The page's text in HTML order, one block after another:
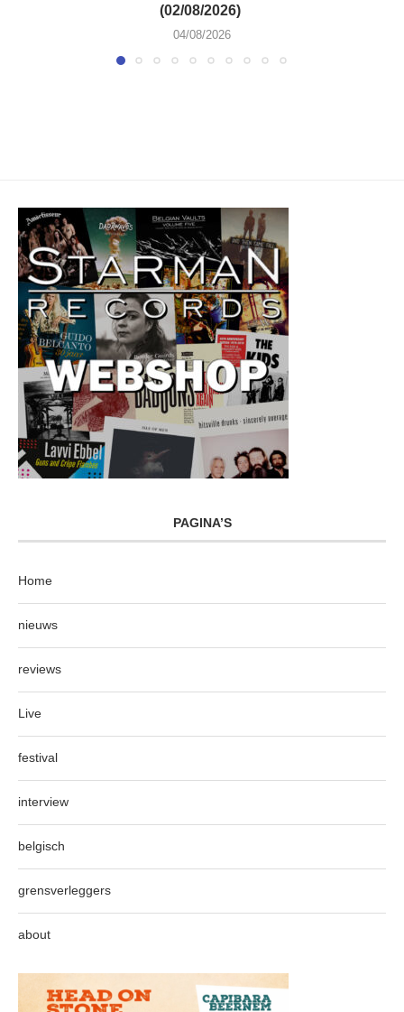
(02/08/2026)
04/08/2026
PAGINA’S
Home
nieuws
reviews
Live
festival
interview
belgisch
grensverleggers
about